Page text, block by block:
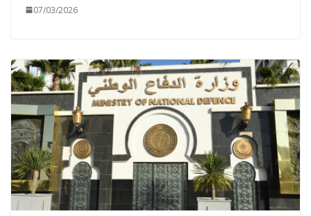
07/03/2026